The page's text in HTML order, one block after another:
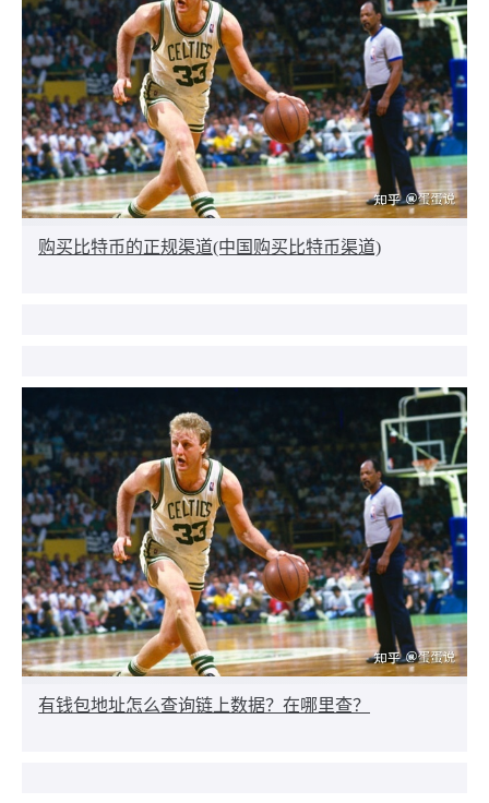
购买比特币的正规渠道(中国购买比特币渠道)
有钱包地址怎么查询链上数据？在哪里查？